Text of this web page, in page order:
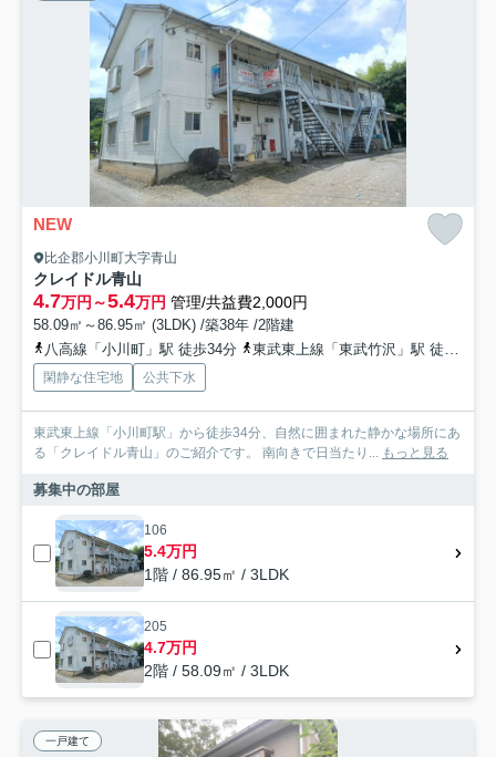
NEW
比企郡小川町大字青山
クレイドル青山
4.7万円～5.4万円 管理/共益費2,000円
58.09㎡～86.95㎡ (3LDK) /築38年 /2階建
八高線「小川町」駅 徒歩34分
東武東上線「東武竹沢」駅 徒歩51分
閑静な住宅地 公共下水
東武東上線「小川町駅」から徒歩34分、自然に囲まれた静かな場所にあ
る「クレイドル青山」のご紹介です。 南向きで日当たり... もっと見る
募集中の部屋
106
5.4万円
1階 / 86.95㎡ / 3LDK
205
4.7万円
2階 / 58.09㎡ / 3LDK
一戸建て